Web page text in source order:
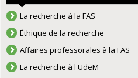
La recherche à la FAS
Éthique de la recherche
Affaires professorales à la FAS
La recherche à l'UdeM